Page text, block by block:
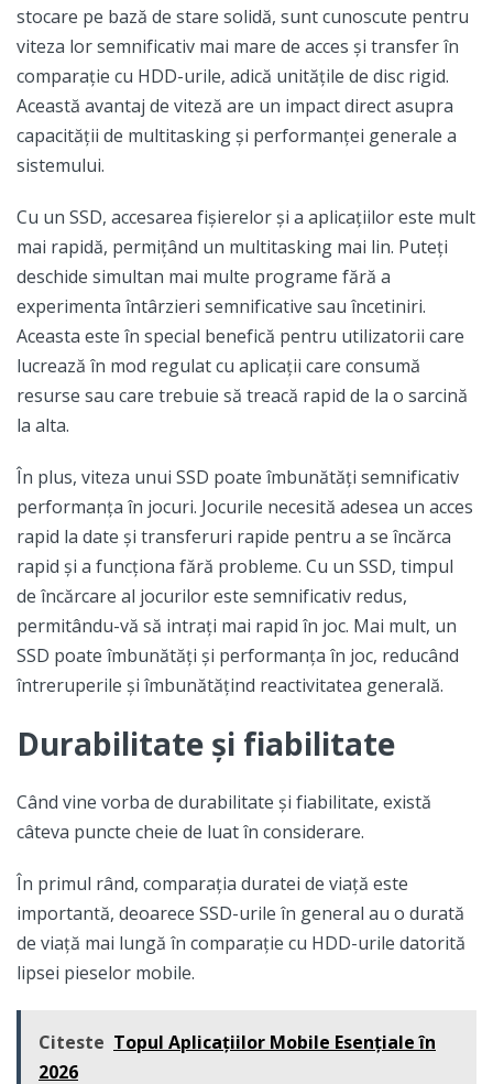
stocare pe bază de stare solidă, sunt cunoscute pentru
viteza lor semnificativ mai mare de acces și transfer în
comparație cu HDD-urile, adică unitățile de disc rigid.
Această avantaj de viteză are un impact direct asupra
capacității de multitasking și performanței generale a
sistemului.
Cu un SSD, accesarea fișierelor și a aplicațiilor este mult
mai rapidă, permițând un multitasking mai lin. Puteți
deschide simultan mai multe programe fără a
experimenta întârzieri semnificative sau încetiniri.
Aceasta este în special benefică pentru utilizatorii care
lucrează în mod regulat cu aplicații care consumă
resurse sau care trebuie să treacă rapid de la o sarcină
la alta.
În plus, viteza unui SSD poate îmbunătăți semnificativ
performanța în jocuri. Jocurile necesită adesea un acces
rapid la date și transferuri rapide pentru a se încărca
rapid și a funcționa fără probleme. Cu un SSD, timpul
de încărcare al jocurilor este semnificativ redus,
permitându-vă să intrați mai rapid în joc. Mai mult, un
SSD poate îmbunătăți și performanța în joc, reducând
întreruperile și îmbunătățind reactivitatea generală.
Durabilitate și fiabilitate
Când vine vorba de durabilitate și fiabilitate, există
câteva puncte cheie de luat în considerare.
În primul rând, comparația duratei de viață este
importantă, deoarece SSD-urile în general au o durată
de viață mai lungă în comparație cu HDD-urile datorită
lipsei pieselor mobile.
Citeste Topul Aplicațiilor Mobile Esențiale în
2026